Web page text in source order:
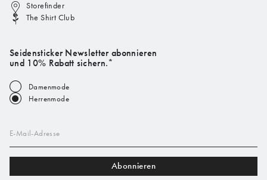
Storefinder
The Shirt Club
Seidensticker Newsletter abonnieren
und 10% Rabatt sichern.*
Damenmode
Herrenmode
E-Mail-Adresse
Abonnieren